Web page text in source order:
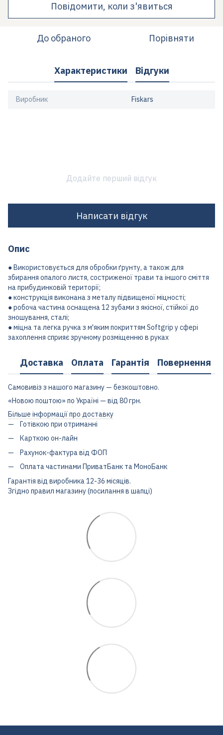
Повідомити, коли з'явиться
До обраного Порівняти
Характеристики Відгуки
Виробник Fiskars
Додайте перший відгук
Написати відгук
Опис
● Використовується для обробки ґрунту, а також для
збирання опалого листя, состриженої трави та іншого сміття
на прибудинковій території;
● конструкція виконана з металу підвищеної міцності;
● робоча частина оснащена 12 зубами з якісної, стійкої до
зношування, сталі;
● міцна та легка ручка з м'яким покриттям Softgrip у сфері
захоплення сприяє зручному розміщенню в руках
Доставка Оплата Гарантія Повернення
Самовивіз з нашого магазину — безкоштовно.
«Новою поштою» по Україні — від 80 грн.
Більше інформації про доставку
Готівкою при отриманні
Карткою он-лайн
Рахунок-фактура від ФОП
Оплата частинами ПриватБанк та МоноБанк
Гарантія від виробника 12-36 місяців.
Згідно правил магазину (посилання в шапці)